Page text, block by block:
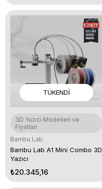
TÜKENDI
3D Yazıcı Modelleri ve
Fiyatları
Bambu Lab
Bambu Lab A1 Mini Combo 3D
Yazıcı
₺20.345,16